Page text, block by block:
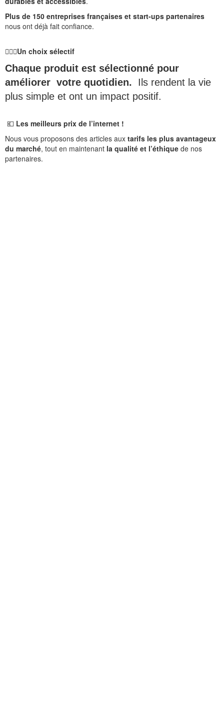
Plus de 150 entreprises françaises et start-ups partenaires
nous ont déjà fait confiance.
🙋🏻‍♀️Un choix sélectif
Chaque produit est sélectionné pour
améliorer votre quotidien.
Ils rendent la vie
plus simple et ont un impact positif.
💶 Les meilleurs prix de l’internet !
Nous vous proposons des articles aux tarifs les plus avantageux
du marché, tout en maintenant la qualité et l’éthique de nos
partenaires.